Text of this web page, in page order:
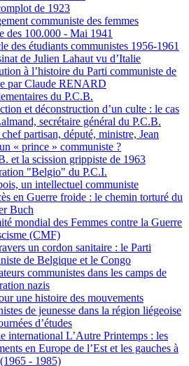
de 1923
communiste des femmes
des 100.000 - Mai 1941
des étudiants communistes 1956-1961
de Julien Lahaut vu d’Italie
à l’histoire du Parti communiste de
par Claude RENARD
du P.C.B.
et déconstruction d’un culte : le cas
secrétaire général du P.C.B.
partisan, député, ministre, Jean
« prince » communiste ?
et la scission grippiste de 1963
"Belgio" du P.C.I.
un intellectuel communiste
en Guerre froide : le chemin torturé du
Buch
mondial des Femmes contre la Guerre
(CMF)
un cordon sanitaire : le Parti
de Belgique et le Congo
communistes dans les camps de
nazis
une histoire des mouvements
de jeunesse dans la région liégeoise
d’études
international L’Autre Printemps : les
en Europe de l’Est et les gauches à
- 1985)